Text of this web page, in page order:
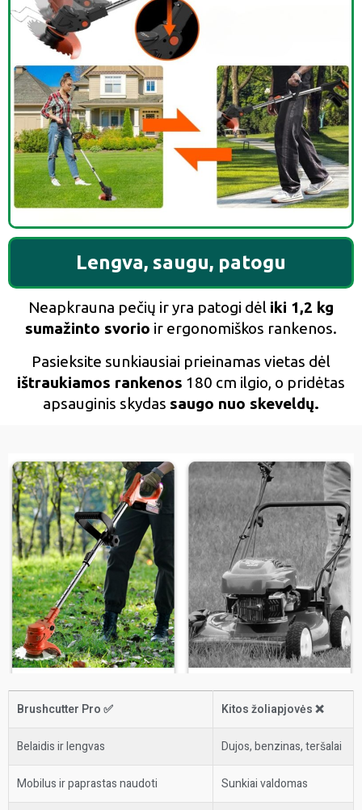
Lengva, saugu, patogu
Neapkrauna pečių ir yra patogi dėl iki 1,2 kg
sumažinto svorio ir ergonomiškos rankenos.
Pasieksite sunkiausiai prieinamas vietas dėl
ištraukiamos rankenos 180 cm ilgio, o pridėtas
apsauginis skydas saugo nuo skeveldų.
Brushcutter Pro ✅ Kitos žoliapjovės ❌
Belaidis ir lengvas Dujos, benzinas, teršalai
Mobilus ir paprastas naudoti Sunkiai valdomas